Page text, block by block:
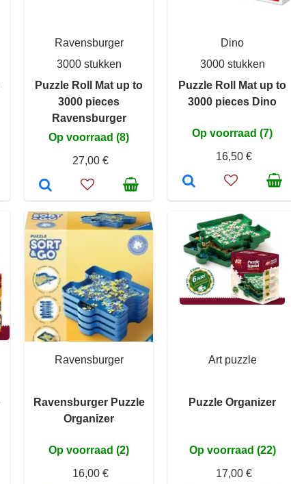
Ravensburger
3000 stukken
Puzzle Roll Mat up to
3000 pieces
Ravensburger
Op voorraad (8)
27,00 €
Dino
3000 stukken
Puzzle Roll Mat up to
3000 pieces Dino
Op voorraad (7)
16,50 €
Ravensburger
Ravensburger Puzzle
Organizer
Op voorraad (2)
16,00 €
Art puzzle
Puzzle Organizer
Op voorraad (22)
17,00 €